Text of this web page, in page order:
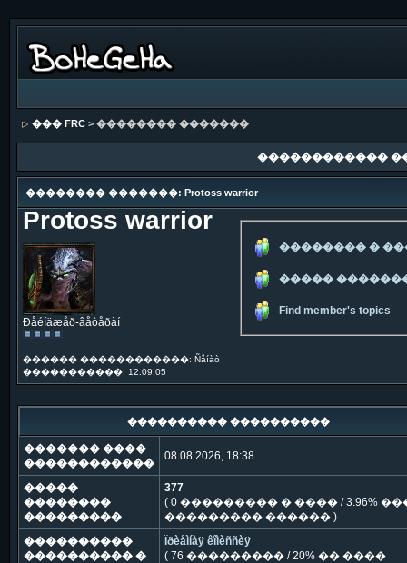
��� FRC> �������� �������
������������
�������� �������: Protoss warrior
Protoss warrior
Ðåéíäæåð-âåòåðàí
������ ������������: Ñåíàò
�����������: 12.09.05
�������� �
�����
Find member's topics
���������� ����������
������� ����
������������
08.08.2026, 18:38
�����
��������
���������
377
( 0 ��������� � ���� / 3.96%
��������� ������ )
����������
���������� �
Ïðèåìíàÿ êîìèññèÿ
( 76 ��������� / 20% �� ����